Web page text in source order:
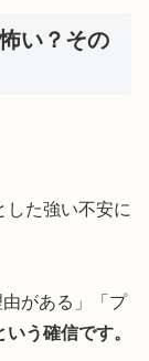
い？その
した強い不安に
がある」「プ
いう確信です。